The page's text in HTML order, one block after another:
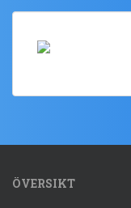
ÖVERSIKT